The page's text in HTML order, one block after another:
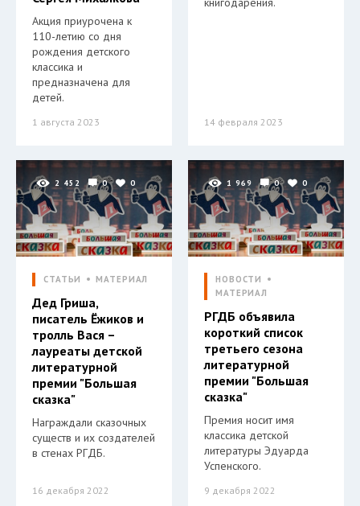
Акция приурочена к
110-летию со дня
рождения детского
классика и
предназначена для
детей.
1 августа 2023 14 февраля 2023
2 452 0 0
СТАТЬИ МАТЕРИАЛ
Дед Гриша,
писатель Ёжиков и
тролль Вася –
лауреаты детской
литературной
премии "Большая
сказка"
Награждали сказочных
существ и их создателей
в стенах РГДБ.
16 декабря 2022
1 969 0 0
НОВОСТИ
МАТЕРИАЛ
РГДБ объявила
короткий список
третьего сезона
литературной
премии "Большая
сказка"
Премия носит имя
классика детской
литературы Эдуарда
Успенского.
9 декабря 2022